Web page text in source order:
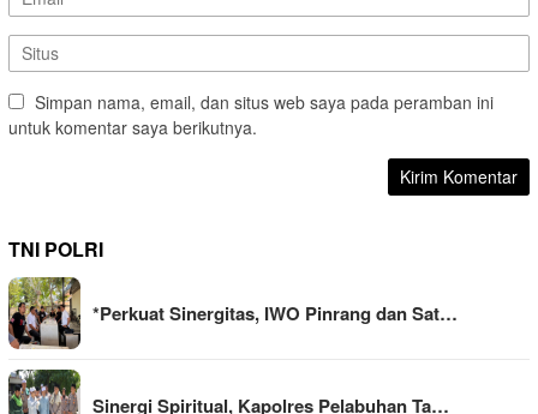
Simpan nama, email, dan situs web saya pada peramban ini
untuk komentar saya berikutnya.
TNI POLRI
*Perkuat Sinergitas, IWO Pinrang dan Sat…
Sinergi Spiritual, Kapolres Pelabuhan Ta…